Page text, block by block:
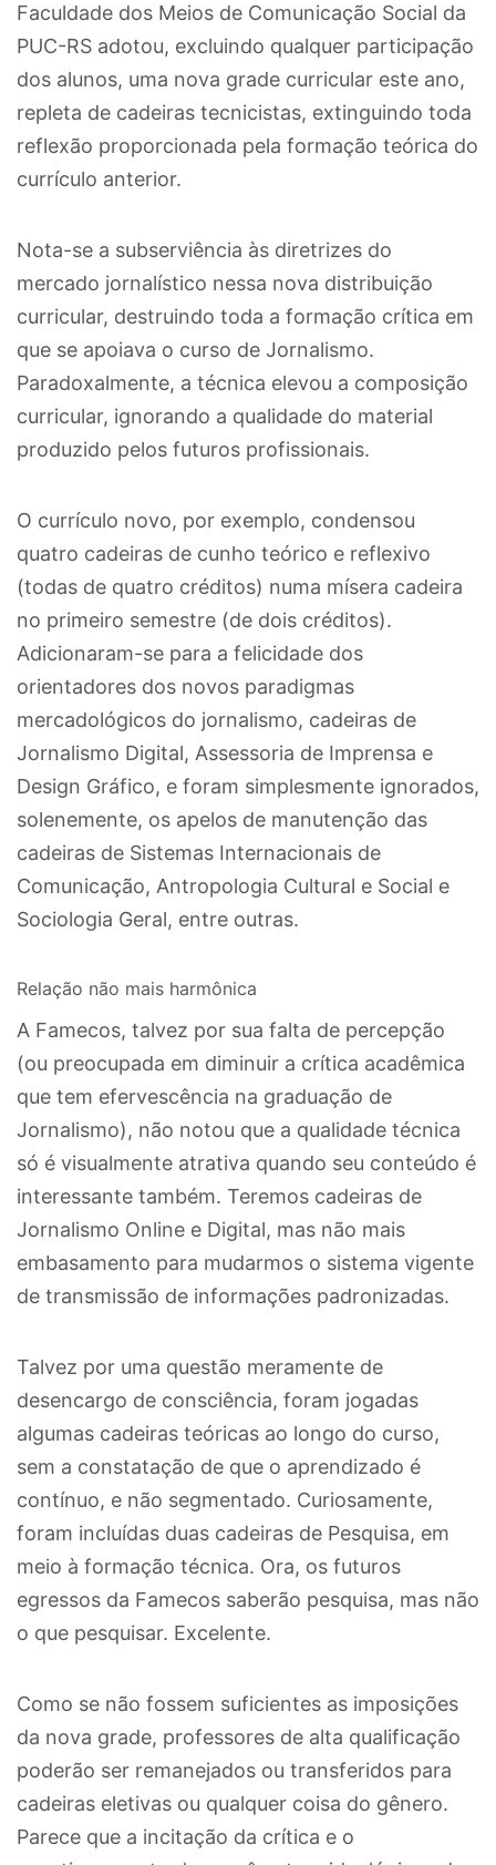
Faculdade dos Meios de Comunicação Social da
PUC-RS adotou, excluindo qualquer participação
dos alunos, uma nova grade curricular este ano,
repleta de cadeiras tecnicistas, extinguindo toda
reflexão proporcionada pela formação teórica do
currículo anterior.
Nota-se a subserviência às diretrizes do
mercado jornalístico nessa nova distribuição
curricular, destruindo toda a formação crítica em
que se apoiava o curso de Jornalismo.
Paradoxalmente, a técnica elevou a composição
curricular, ignorando a qualidade do material
produzido pelos futuros profissionais.
O currículo novo, por exemplo, condensou
quatro cadeiras de cunho teórico e reflexivo
(todas de quatro créditos) numa mísera cadeira
no primeiro semestre (de dois créditos).
Adicionaram-se para a felicidade dos
orientadores dos novos paradigmas
mercadológicos do jornalismo, cadeiras de
Jornalismo Digital, Assessoria de Imprensa e
Design Gráfico, e foram simplesmente ignorados,
solenemente, os apelos de manutenção das
cadeiras de Sistemas Internacionais de
Comunicação, Antropologia Cultural e Social e
Sociologia Geral, entre outras.
Relação não mais harmônica
A Famecos, talvez por sua falta de percepção
(ou preocupada em diminuir a crítica acadêmica
que tem efervescência na graduação de
Jornalismo), não notou que a qualidade técnica
só é visualmente atrativa quando seu conteúdo é
interessante também. Teremos cadeiras de
Jornalismo Online e Digital, mas não mais
embasamento para mudarmos o sistema vigente
de transmissão de informações padronizadas.
Talvez por uma questão meramente de
desencargo de consciência, foram jogadas
algumas cadeiras teóricas ao longo do curso,
sem a constatação de que o aprendizado é
contínuo, e não segmentado. Curiosamente,
foram incluídas duas cadeiras de Pesquisa, em
meio à formação técnica. Ora, os futuros
egressos da Famecos saberão pesquisa, mas não
o que pesquisar. Excelente.
Como se não fossem suficientes as imposições
da nova grade, professores de alta qualificação
poderão ser remanejados ou transferidos para
cadeiras eletivas ou qualquer coisa do gênero.
Parece que a incitação da crítica e o